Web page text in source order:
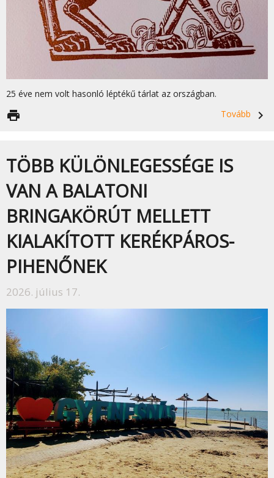
25 éve nem volt hasonló léptékű tárlat az országban.
Tovább
navigate_next
print
TÖBB KÜLÖNLEGESSÉGE IS
VAN A BALATONI
BRINGAKÖRÚT MELLETT
KIALAKÍTOTT KERÉKPÁROS-
PIHENŐNEK
2026. július 17.